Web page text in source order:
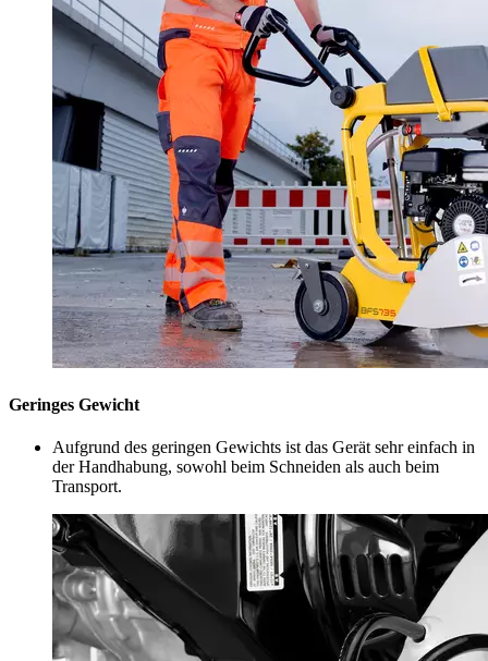
Geringes Gewicht
Aufgrund des geringen Gewichts ist das Gerät sehr einfach in
der Handhabung, sowohl beim Schneiden als auch beim
Transport.